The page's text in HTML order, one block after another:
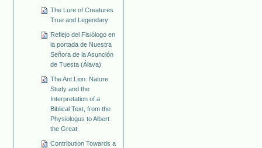
The Lure of Creatures
True and Legendary
Reflejo del Fisiólogo en
la portada de Nuestra
Señora de la Asunción
de Tuesta (Álava)
The Ant Lion: Nature
Study and the
Interpretation of a
Biblical Text, from the
Physiologus to Albert
the Great
Contribution Towards a